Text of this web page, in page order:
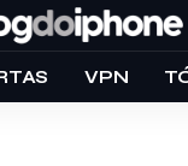
VPN